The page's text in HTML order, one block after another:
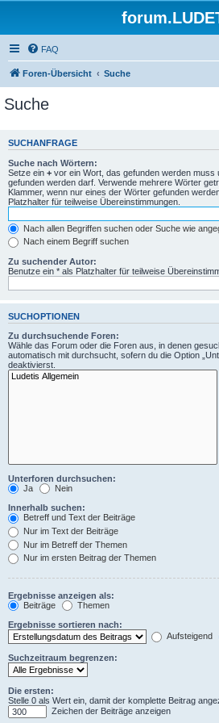
FAQ
Foren-Übersicht Suche
Suche
SUCHANFRAGE
Suche nach Wörtern:
Setze ein + vor ein Wort, das gefunden werden muss
gefunden werden darf. Verwende mehrere Wörter
Klammer, wenn nur eines der Wörter gefunden
Platzhalter für teilweise Übereinstimmungen.
Nach allen Begriffen suchen oder Suche wie
Nach einem Begriff suchen
Zu suchender Autor:
Benutze ein * als Platzhalter für teilweise
SUCHOPTIONEN
Zu durchsuchende Foren:
Wähle das Forum oder die Foren aus, in denen
automatisch mit durchsucht, sofern du die Option
deaktivierst.
Unterforen durchsuchen:
Ja
Nein
Innerhalb suchen:
Betreff und Text der Beiträge
Nur im Text der Beiträge
Nur im Betreff der Themen
Nur im ersten Beitrag der Themen
Ergebnisse anzeigen als:
Beiträge
Themen
Ergebnisse sortieren nach:
Aufsteigend
Suchzeitraum begrenzen:
Die ersten:
Stelle 0 als Wert ein, damit der komplette Beitrag
Zeichen der Beiträge anzeigen